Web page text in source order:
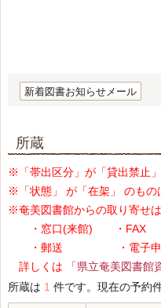
新着図書お知らせメール
所蔵
※「帯出区分」が「貸出禁止
※「状態」 が「在架」 のもの
※奄美図書館からの取り寄せ
・窓口(来館) ・FAX
・郵送 ・電子申
詳しくは
「県立奄美図書館
所蔵は 1 件です。現在の予約